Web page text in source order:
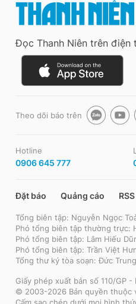
Đọc Thanh Niên trên điện
Theo dõi báo trên
Hotline
0906 645 777
Đặt báo Quảng cáo RSS
Tổng biên tập: Nguyễn Ngọc
Phó tổng biên tập thường trực:
Phó tổng biên tập: Lâm Hiếu
Phó tổng biên tập: Trần Việt
Tổng thư ký tòa soạn: Đức Trung
Giấy phép xuất bản số 110/GP
© 2003-2026 Bản quyền thuộc
Cấm sao chép dưới mọi hình